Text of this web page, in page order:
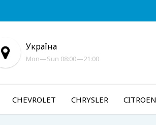
Україна
Mon—Sun 08:00—21:00
CHEVROLET CHRYSLER CITROEN